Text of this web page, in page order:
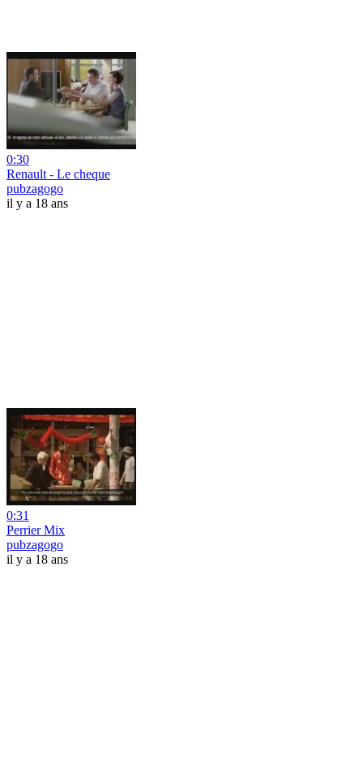
0:30
Renault - Le cheque
pubzagogo
il y a 18 ans
0:31
Perrier Mix
pubzagogo
il y a 18 ans